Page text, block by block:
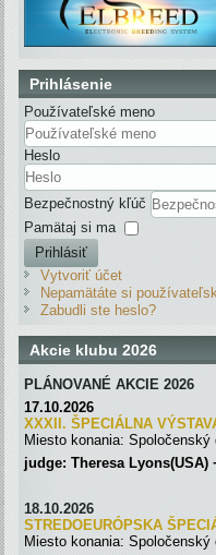
Prihlásenie
Používateľské meno
Heslo
Bezpečnostný kľúč
Pamätaj si ma
Prihlásiť
Vytvoriť účet
Nepamätáte si
Zabudli ste heslo?
Akcie klubu 2026
PLÁNOVANÉ AKCIE 2026
17.10.2026
XXXII. ŠPECIÁLNA
Miesto konania: Spoločenský
judge: Theresa Lyons(USA)
18.10.2026
STREDOEURÓPSKA
Miesto konania: Spoločenský